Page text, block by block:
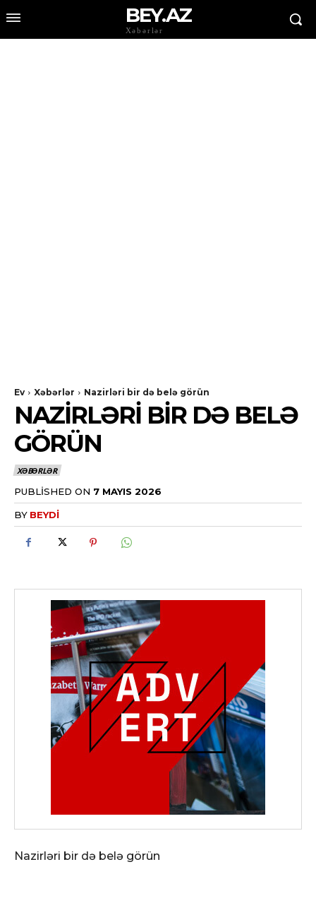
BEY.AZ
Xəbərlər
Ev Xəbərlər Nazirləri bir də belə görün
NAZIRLƏRI BIR DƏ BELƏ
GÖRÜN
XƏBƏRLƏR
PUBLISHED ON 7 MAYIS 2026
BY BEYDI
Nazirləri bir də belə görün